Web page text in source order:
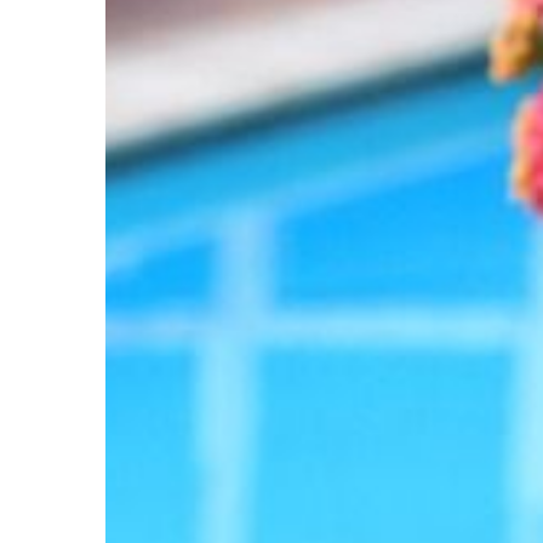
przedmiotów: Taśma